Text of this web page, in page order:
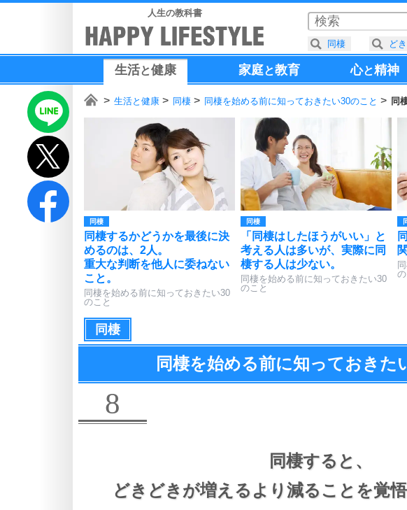
人生の教科書
生活と健康 家庭と教育 心と精神
生活と健康 同棲 同棲を始める前に知っておきたい30のこと 同
同棲
同棲するかどうかを最後に決
めるのは、2人。
重大な判断を他人に委ねない
こと。
同棲を始める前に知っておきたい30
のこと
同棲
「同棲はしたほうがいい」と
考える人は多いが、実際に同
棲する人は少ない。
同棲を始める前に知っておきたい30
のこと
同棲
同棲を始める前に知っておきた
8
同棲すると、
どきどきが増えるより減ることを覚
同棲 ど